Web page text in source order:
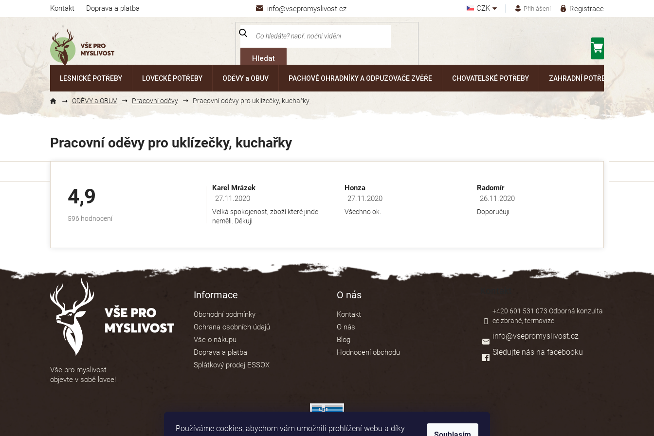
Používáme cookies, abychom vám umožnili prohlížení webu a díky
info@vsepromyslivost.cz
Kontakt Doprava a platba CZK Registrace
Přihlášení
Hledat
LESNICKÉ POTŘEBY LOVECKÉ POTŘEBY ODĚVY a OBUV PACHOVÉ OHRADNÍKY A ODPUZOVAČE ZVĚŘE CHOVATELSKÉ POTŘEBY ZAHRADNÍ POTŘEBY
ODĚVY a OBUV Pracovní oděvy Pracovní oděvy pro uklízečky, kuchařky
Pracovní oděvy pro uklízečky, kuchařky
4,9
Průměrné
5
hvězdiček.
596 hodnocení
Karel Mrázek
Hodnocení obchodu je 5 z 5 hvězdiček.
27.11.2020
Velká spokojenost, zboží které jinde
neměli. Děkuji
Honza
Hodnocení obchodu je 5 z 5 hvězdiček.
27.11.2020
Všechno ok.
Radomír
Hodnocení obchodu je 5 z 5 hvězdiček.
26.11.2020
Doporučuji
Vše pro myslivost
objevte v sobě lovce!
Informace
Obchodní podmínky
Ochrana osobních údajů
Vše o nákupu
Doprava a platba
Splátkový prodej ESSOX
O nás
Kontakt
O nás
Blog
Hodnocení obchodu
info@vsepromyslivost.cz
+420 601 531 073 Odborná konzulta
ce zbraně, termovize
Sledujte nás na facebooku